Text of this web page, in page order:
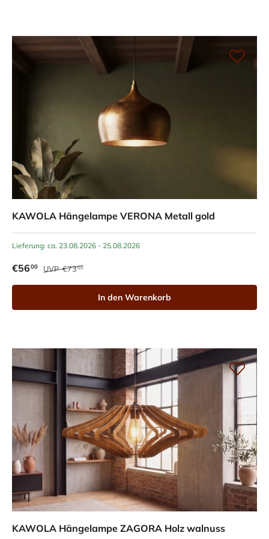
KAWOLA Hängelampe VERONA Metall gold
Lieferung: ca. 23.08.2026 - 25.08.2026
€5600 UVP€7300
In den Warenkorb
KAWOLA Hängelampe ZAGORA Holz walnuss